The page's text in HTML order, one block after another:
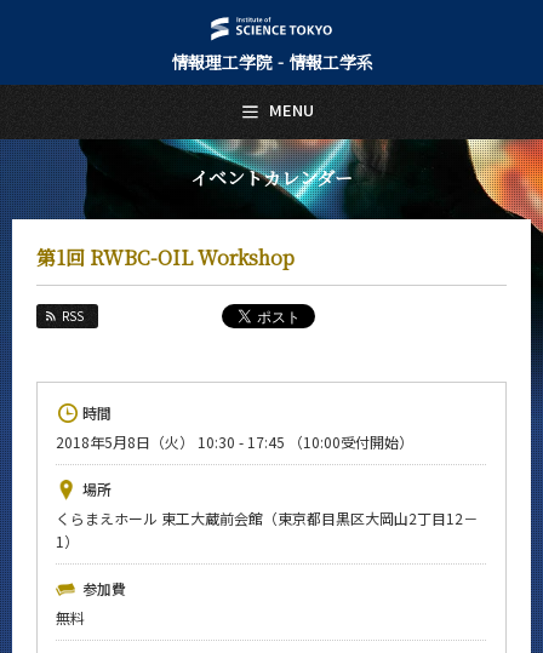
情報理工学院 - 情報工学系
イベントカレンダー
第1回 RWBC-OIL Workshop
RSS
時間
2018年5月8日（火） 10:30 - 17:45 （10:00受付開始）
場所
くらまえホール 東工大蔵前会館（東京都目黒区大岡山2丁目12－
1）
参加費
無料
MENU
日本語 English
トップページ
Top Page
情報工学系について
About Us
Education
未来
Future
Admissions
イベントカレンダー
Event Calendar